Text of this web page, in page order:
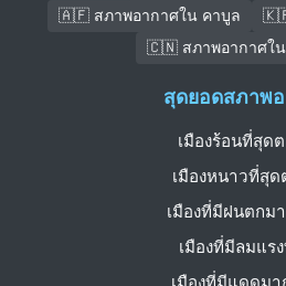
🇦🇫 สภาพอากาศใน คาบูล
🇨🇳 สภาพอากาศใ
สุดยอดสภาพ
เมืองร้อนที่สุด
เมืองหนาวที่สุ
เมืองที่มีฝนตกม
เมืองที่มีลมแร